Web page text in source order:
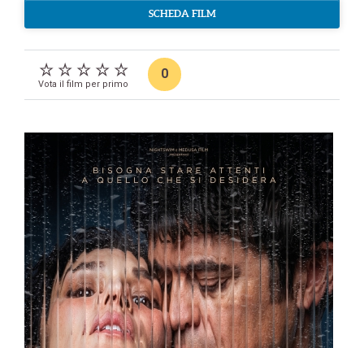
SCHEDA FILM
Vota il film per primo
0